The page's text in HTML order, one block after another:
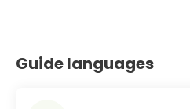
Guide languages